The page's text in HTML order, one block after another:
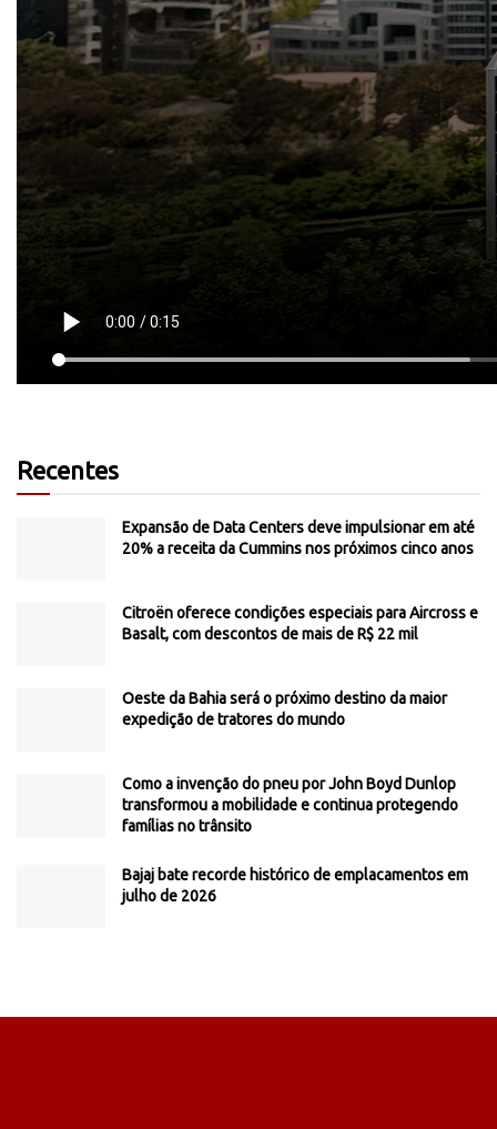
Recentes
Expansão de Data Centers deve impulsionar em até
20% a receita da Cummins nos próximos cinco anos
Citroën oferece condições especiais para Aircross e
Basalt, com descontos de mais de R$ 22 mil
Oeste da Bahia será o próximo destino da maior
expedição de tratores do mundo
Como a invenção do pneu por John Boyd Dunlop
transformou a mobilidade e continua protegendo
famílias no trânsito
Bajaj bate recorde histórico de emplacamentos em
julho de 2026